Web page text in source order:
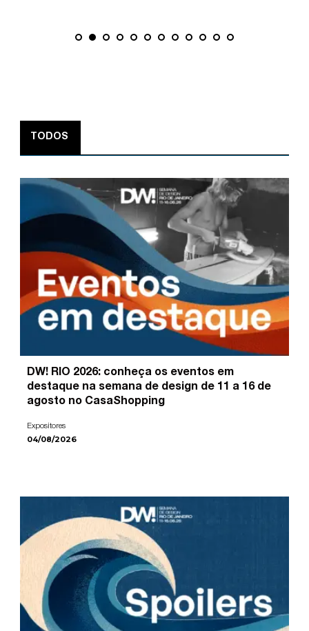
TODOS
DW! RIO 2026: conheça os eventos em
destaque na semana de design de 11 a 16 de
agosto no CasaShopping
Expositores
04/08/2026